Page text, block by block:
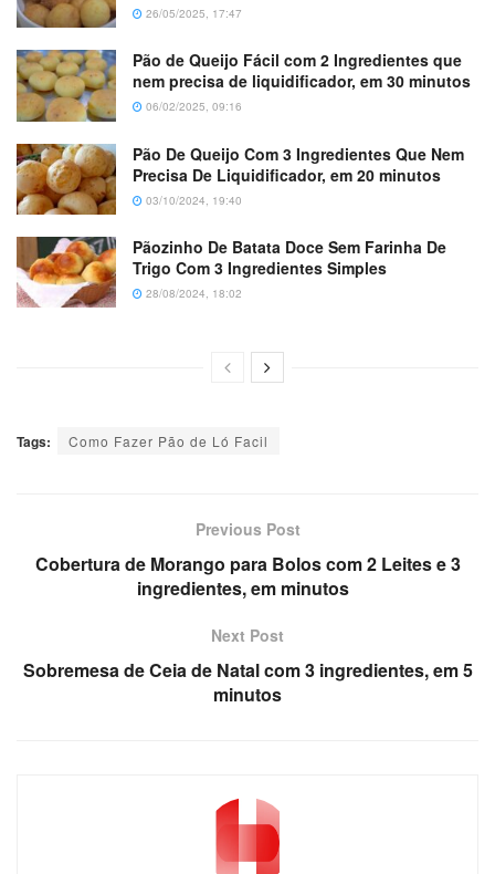
26/05/2025, 17:47
Pão de Queijo Fácil com 2 Ingredientes que
nem precisa de liquidificador, em 30 minutos
06/02/2025, 09:16
Pão De Queijo Com 3 Ingredientes Que Nem
Precisa De Liquidificador, em 20 minutos
03/10/2024, 19:40
Pãozinho De Batata Doce Sem Farinha De
Trigo Com 3 Ingredientes Simples
28/08/2024, 18:02
Tags: Como Fazer Pão de Ló Facil
Previous Post
Cobertura de Morango para Bolos com 2 Leites e 3
ingredientes, em minutos
Next Post
Sobremesa de Ceia de Natal com 3 ingredientes, em 5
minutos